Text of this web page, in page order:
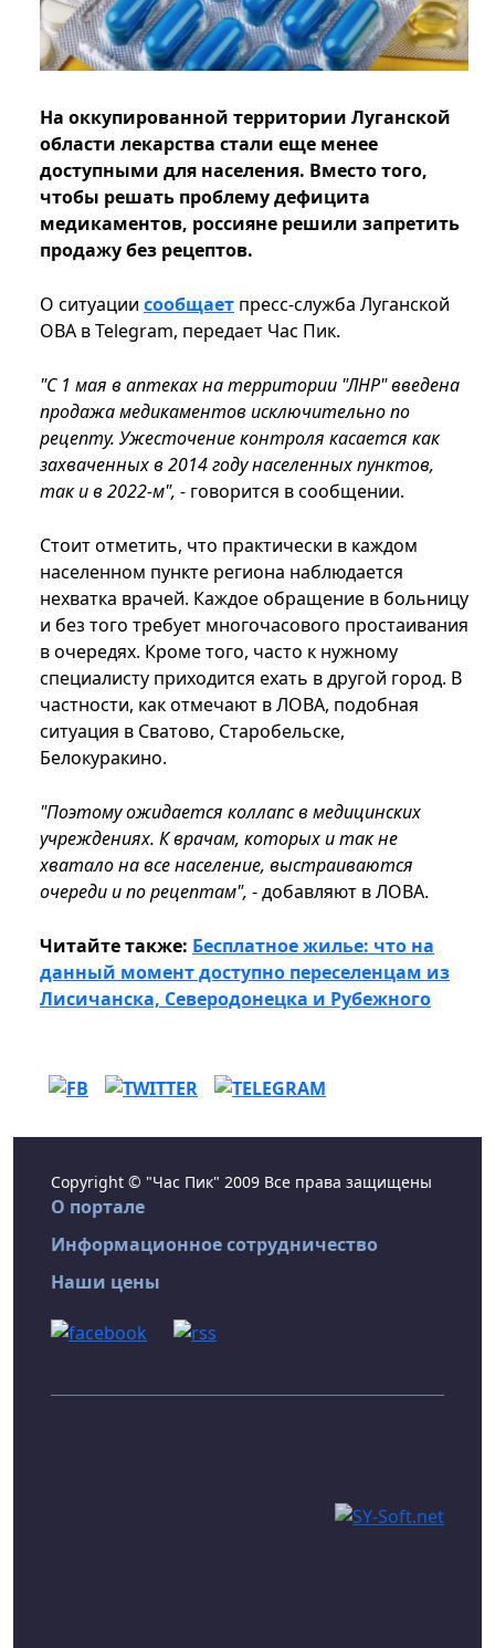
На оккупированной территории Луганской
области лекарства стали еще менее
доступными для населения. Вместо того,
чтобы решать проблему дефицита
медикаментов, россияне решили запретить
продажу без рецептов.
О ситуации сообщает пресс-служба Луганской
ОВА в Telegram, передает Час Пик.
"С 1 мая в аптеках на территории "ЛНР" введена
продажа медикаментов исключительно по
рецепту. Ужесточение контроля касается как
захваченных в 2014 году населенных пунктов,
так и в 2022-м", - говорится в сообщении.
Стоит отметить, что практически в каждом
населенном пункте региона наблюдается
нехватка врачей. Каждое обращение в больницу
и без того требует многочасового простаивания
в очередях. Кроме того, часто к нужному
специалисту приходится ехать в другой город. В
частности, как отмечают в ЛОВА, подобная
ситуация в Сватово, Старобельске,
Белокуракино.
"Поэтому ожидается коллапс в медицинских
учреждениях. К врачам, которых и так не
хватало на все население, выстраиваются
очереди и по рецептам", - добавляют в ЛОВА.
Читайте также: Бесплатное жилье: что на
данный момент доступно переселенцам из
Лисичанска, Северодонецка и Рубежного
Copyright © "Час Пик" 2009 Все права защищены
О портале
Информационное сотрудничество
Наши цены